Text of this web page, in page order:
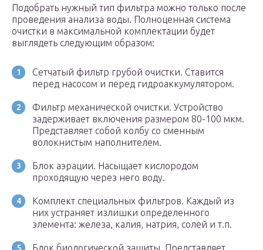
Подобрать нужный тип фильтра можно только после
проведения анализа воды. Полноценная система
очистки в максимальной комплектации будет
выглядеть следующим образом:
Сетчатый фильтр грубой очистки. Ставится
перед насосом и перед гидроаккумулятором.
Фильтр механической очистки. Устройство
задерживает включения размером 80-100 мкм.
Представляет собой колбу со сменным
волокнистым наполнителем.
Блок аэрации. Насыщает кислородом
проходящую через него воду.
Комплект специальных фильтров. Каждый из
них устраняет излишки определенного
элемента: железа, калия, натрия, солей и т.п.
Блок биологической защиты. Представляет